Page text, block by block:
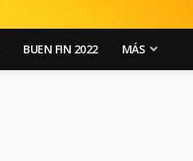
BUEN FIN 2022 MÁS